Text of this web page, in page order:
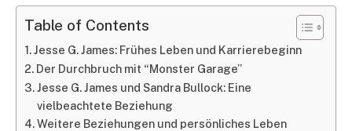
Table of Contents
Jesse G. James: Frühes Leben und Karrierebeginn
Der Durchbruch mit “Monster Garage”
Jesse G. James und Sandra Bullock: Eine
vielbeachtete Beziehung
Weitere Beziehungen und persönliches Leben